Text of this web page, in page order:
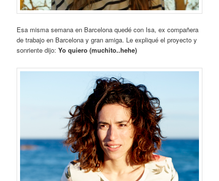
Esa misma semana en Barcelona quedé con Isa, ex compañera
de trabajo en Barcelona y gran amiga. Le expliqué el proyecto y
sonriente dijo:Yo quiero (muchito..hehe)